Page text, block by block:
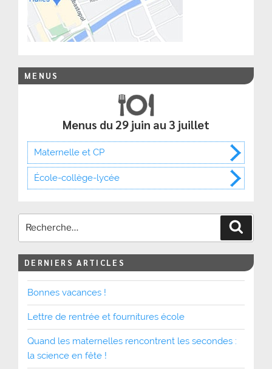
MENUS
Menus du 29 juin au 3 juillet
Maternelle et CP
École-collège-lycée
DERNIERS ARTICLES
Bonnes vacances !
Lettre de rentrée et fournitures école
Quand les maternelles rencontrent les secondes :
la science en fête !